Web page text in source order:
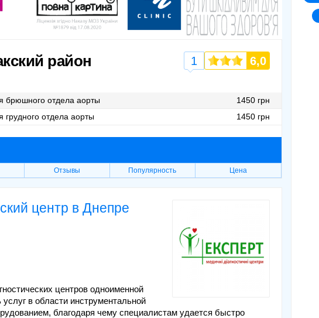
район
брюшного отдела аорты
1450 грн
отдела аорты
1450 грн
1 6,0
Отзывы Популярность Цена
центр в Днепре
центров одноименной
в области инструментальной
благодаря чему специалистам удается быстро